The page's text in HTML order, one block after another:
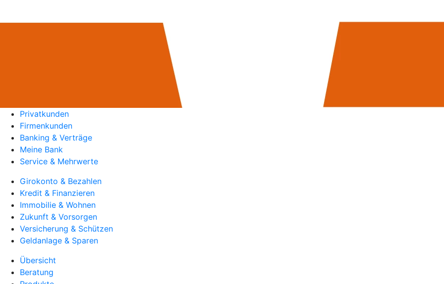
Privatkunden
Firmenkunden
Banking & Verträge
Meine Bank
Service & Mehrwerte
Girokonto & Bezahlen
Kredit & Finanzieren
Immobilie & Wohnen
Zukunft & Vorsorgen
Versicherung & Schützen
Geldanlage & Sparen
Übersicht
Beratung